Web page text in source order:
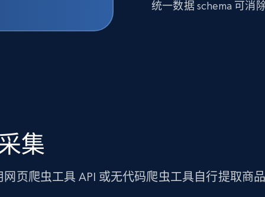
统一数据 schema 可消
集
页爬虫工具 API 或无代码爬虫工具自行提取商